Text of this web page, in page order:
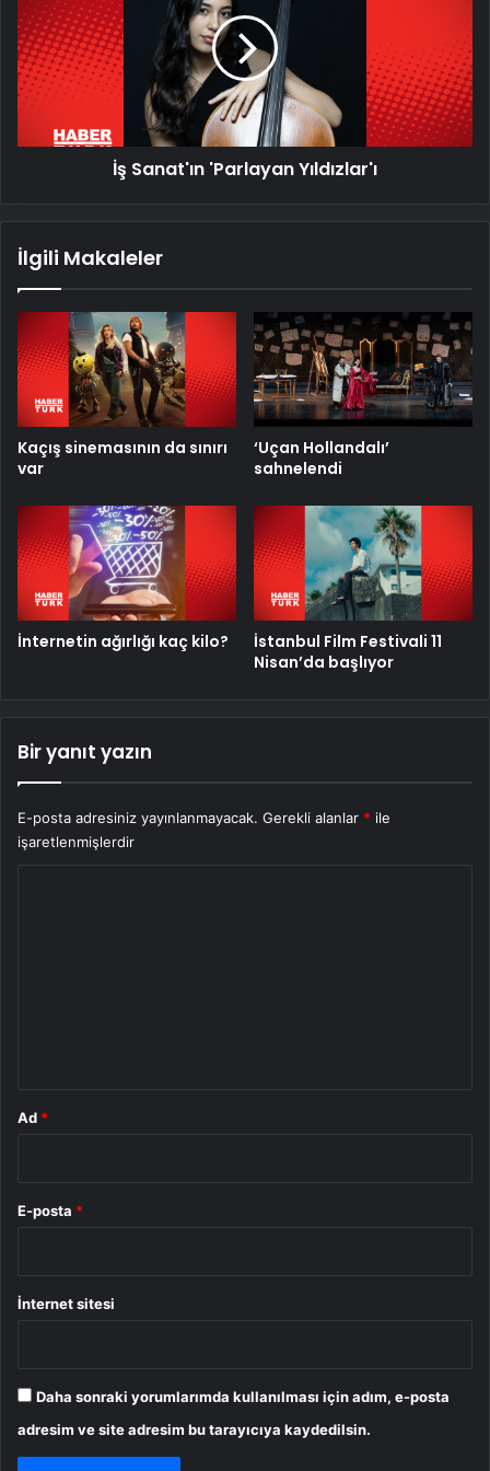
'Parlayan
Yıldızlar'ı
İş Sanat'ın 'Parlayan Yıldızlar'ı
İlgili Makaleler
Kaçış sinemasının da sınırı
var
‘Uçan Hollandalı’
sahnelendi
İnternetin ağırlığı kaç kilo?
İstanbul Film Festivali 11
Nisan’da başlıyor
Bir yanıt yazın
E-posta adresiniz yayınlanmayacak. Gerekli alanlar * ile
işaretlenmişlerdir
Ad *
E-posta *
İnternet sitesi
Daha sonraki yorumlarımda kullanılması için adım, e-posta
adresim ve site adresim bu tarayıcıya kaydedilsin.